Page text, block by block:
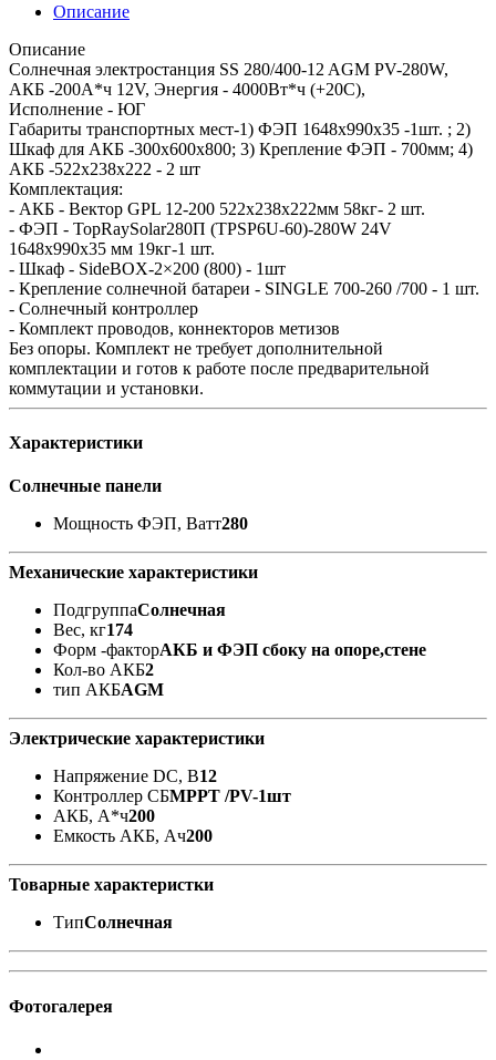
Описание
Описание
Солнечная электростанция SS 280/400-12 AGM PV-280W,
АКБ -200А*ч 12V, Энергия - 4000Вт*ч (+20С),
Исполнение - ЮГ
Габариты транспортных мест-1) ФЭП 1648x990x35 -1шт. ; 2)
Шкаф для АКБ -300х600х800; 3) Крепление ФЭП - 700мм; 4)
АКБ -522x238x222 - 2 шт
Комплектация:
- АКБ - Вектор GPL 12-200 522x238x222мм 58кг- 2 шт.
- ФЭП - TopRaySolar280П (TPSP6U-60)-280W 24V
1648x990x35 мм 19кг-1 шт.
- Шкаф - SideBOX-2×200 (800) - 1шт
- Крепление солнечной батареи - SINGLE 700-260 /700 - 1 шт.
- Солнечный контроллер
- Комплект проводов, коннекторов метизов
Без опоры. Комплект не требует дополнительной
комплектации и готов к работе после предварительной
коммутации и установки.
Характеристики
Солнечные панели
Мощность ФЭП, Ватт280
Механические характеристики
ПодгруппаСолнечная
Вес, кг174
Форм -факторАКБ и ФЭП сбоку на опоре,стене
Кол-во АКБ2
тип АКБAGM
Электрические характеристики
Напряжение DC, В12
Контроллер СБMPPT /PV-1шт
АКБ, А*ч200
Емкость АКБ, Ач200
Товарные характеристки
ТипСолнечная
Фотогалерея